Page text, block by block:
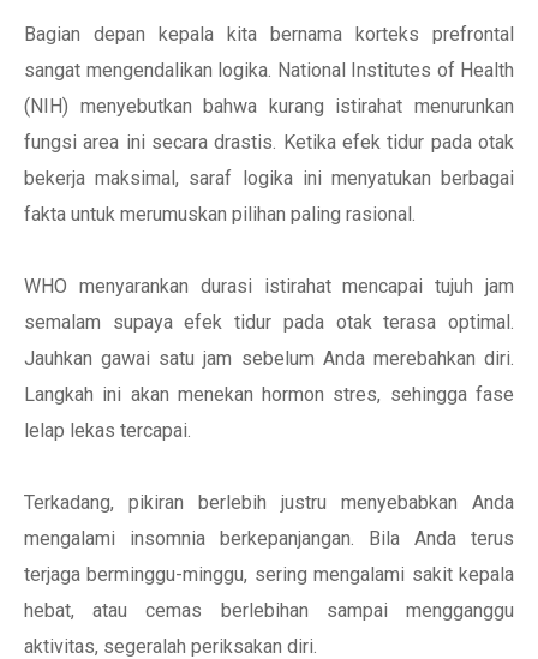
Bagian depan kepala kita bernama korteks prefrontal
sangat mengendalikan logika. National Institutes of Health
(NIH) menyebutkan bahwa kurang istirahat menurunkan
fungsi area ini secara drastis. Ketika efek tidur pada otak
bekerja maksimal, saraf logika ini menyatukan berbagai
fakta untuk merumuskan pilihan paling rasional.
WHO menyarankan durasi istirahat mencapai tujuh jam
semalam supaya efek tidur pada otak terasa optimal.
Jauhkan gawai satu jam sebelum Anda merebahkan diri.
Langkah ini akan menekan hormon stres, sehingga fase
lelap lekas tercapai.
Terkadang, pikiran berlebih justru menyebabkan Anda
mengalami insomnia berkepanjangan. Bila Anda terus
terjaga berminggu-minggu, sering mengalami sakit kepala
hebat, atau cemas berlebihan sampai mengganggu
aktivitas, segeralah periksakan diri.